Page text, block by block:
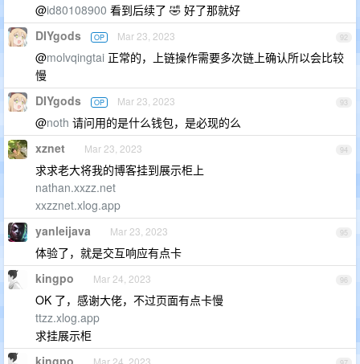
@id80108900 看到后续了 🤣 好了那就好
92
DIYgods OP Mar 23, 2023
@molvqingtai 正常的，上链操作需要多次链上确认所以会比较
慢
93
DIYgods OP Mar 23, 2023
@noth 请问用的是什么钱包，是必现的么
94
xznet Mar 23, 2023
求求老大将我的博客挂到展示柜上
nathan.xxzz.net
xxzznet.xlog.app
95
yanleijava Mar 23, 2023
体验了，就是交互响应有点卡
96
kingpo Mar 24, 2023
OK 了，感谢大佬，不过页面有点卡慢
ttzz.xlog.app
求挂展示柜
kingpo Mar 24, 2023